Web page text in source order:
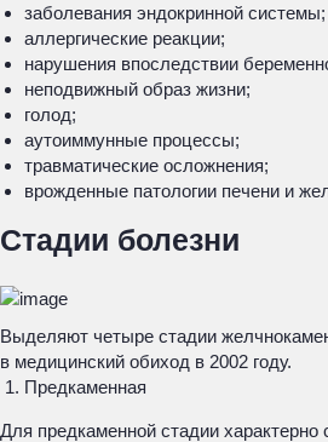
заболевания эндокринной системы;
аллергические реакции;
нарушения впоследствии
неподвижный образ жизни;
голод;
аутоиммунные процессы;
травматические осложнения;
врожденные патологии печени и
Стадии болезни
Выделяют четыре стадии
в медицинский обиход в 2002 году.
Предкаменная
Для предкаменной стадии характерно